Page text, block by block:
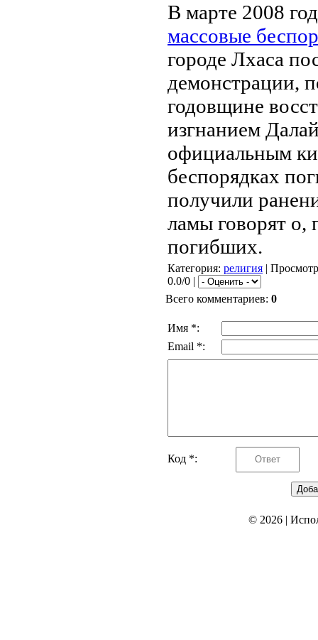
В марте 2008
массовые
городе Лхаса
демонстрации,
годовщине
изгнанием
официальным
беспорядках
получили
ламы говорят о,
погибших.
Категория: религия |
0.0/0 |
Всего комментариев: 0
Имя *:
Email *:
Код *:
© 2026|